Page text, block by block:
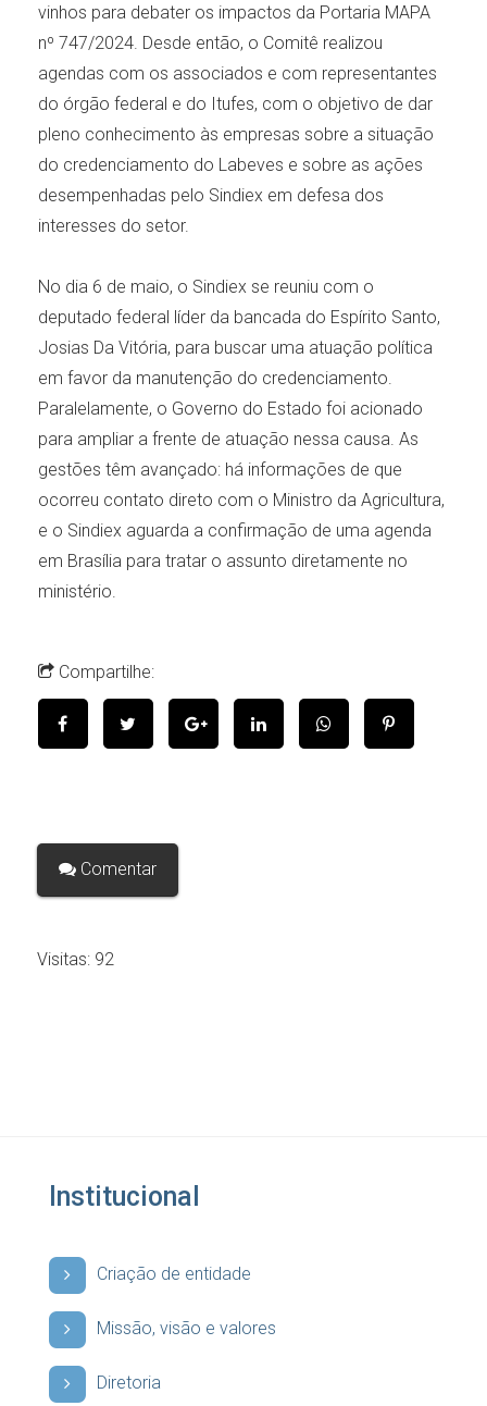
vinhos para debater os impactos da Portaria MAPA
nº 747/2024. Desde então, o Comitê realizou
agendas com os associados e com representantes
do órgão federal e do Itufes, com o objetivo de dar
pleno conhecimento às empresas sobre a situação
do credenciamento do Labeves e sobre as ações
desempenhadas pelo Sindiex em defesa dos
interesses do setor.
No dia 6 de maio, o Sindiex se reuniu com o
deputado federal líder da bancada do Espírito Santo,
Josias Da Vitória, para buscar uma atuação política
em favor da manutenção do credenciamento.
Paralelamente, o Governo do Estado foi acionado
para ampliar a frente de atuação nessa causa. As
gestões têm avançado: há informações de que
ocorreu contato direto com o Ministro da Agricultura,
e o Sindiex aguarda a confirmação de uma agenda
em Brasília para tratar o assunto diretamente no
ministério.
Compartilhe:
Comentar
Visitas:92
Institucional
Criação de entidade
Missão, visão e valores
Diretoria